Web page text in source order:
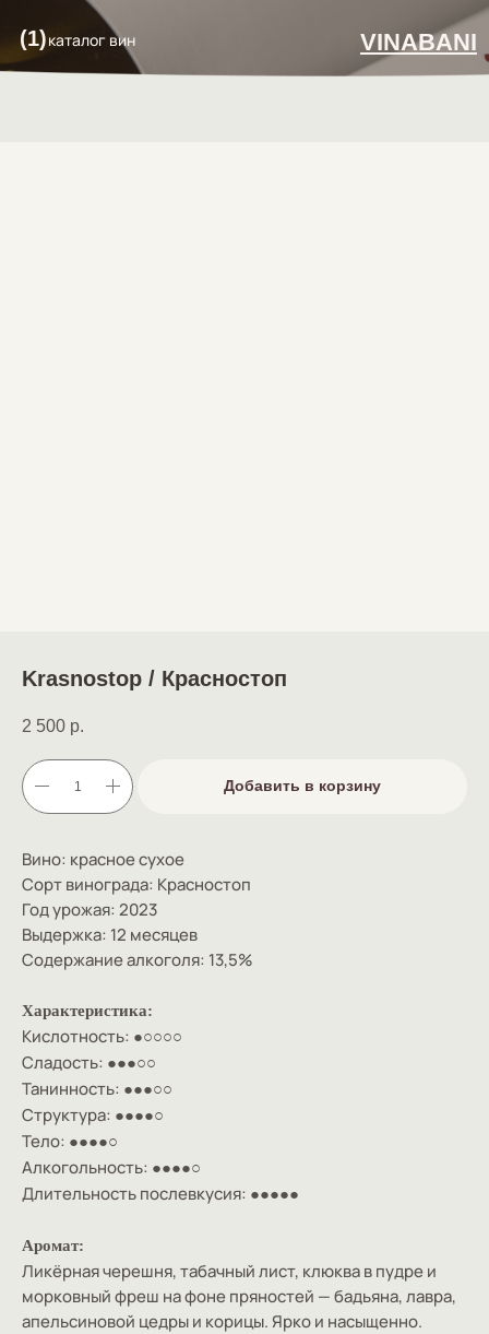
каталог вин
(1) VINABANI
Krasnostop / Красностоп
2 500 р.
Добавить в корзину
Вино: красное сухое
Сорт винограда: Красностоп
Год урожая: 2023
Выдержка: 12 месяцев
Содержание алкоголя: 13,5%
Характеристика:
Кислотность: ●○○○○
Сладость: ●●●○○
Танинность: ●●●○○
Структура: ●●●●○
Тело: ●●●●○
Алкогольность: ●●●●○
Длительность послевкусия: ●●●●●
Аромат:
Ликёрная черешня, табачный лист, клюква в пудре и
морковный фреш на фоне пряностей — бадьяна, лавра,
апельсиновой цедры и корицы. Ярко и насыщенно.